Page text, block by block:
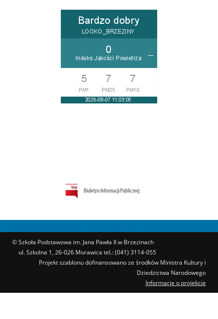
© Szkoła Podstawowa im. Jana Pawła II w Brzezinach
ul. Szkolna 1, 26-026 Morawica tel.: (041) 3114-055
Projekt szablonu dofinansowano ze środków Ministra Kultury i
Dziedzictwa Narodowego
Informacje o projekcie